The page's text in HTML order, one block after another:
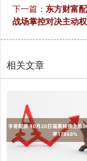
下一篇： 东方财富
战场掌控对决主动权
相关文章